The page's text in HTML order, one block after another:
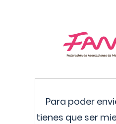
Para poder
tienes que ser